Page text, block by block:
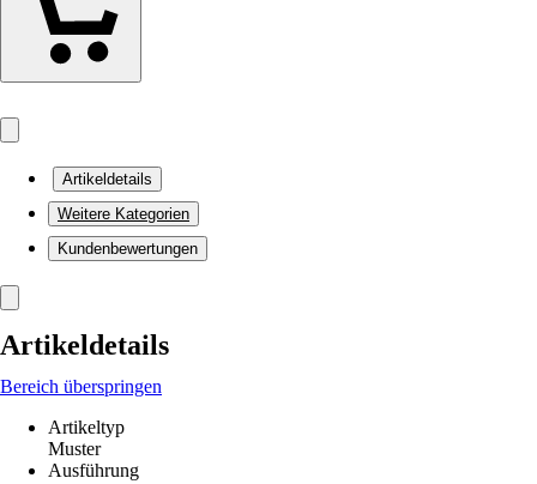
Artikeldetails
Weitere Kategorien
Kundenbewertungen
Artikeldetails
Bereich überspringen
Artikeltyp
Muster
Ausführung